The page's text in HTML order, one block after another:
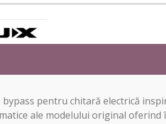
pentru chitară electrică
ale modelului original